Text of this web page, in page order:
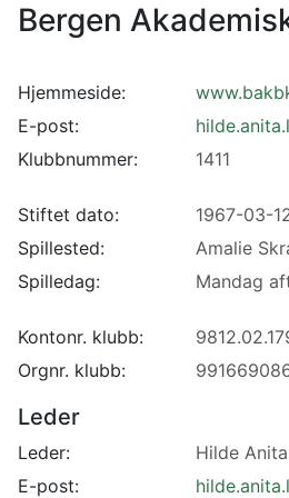
Bergen
Hjemmeside:
E-post:
Klubbnummer:
1411
Stiftet dato:
1967-03-
Spillested:
Amalie
Spilledag:
Mandag
Kontonr. klubb:
Orgnr. klubb:
Leder
Leder:
Hilde Anita
E-post: